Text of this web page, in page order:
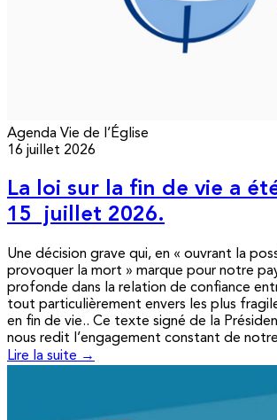
Agenda Vie de l’Église
16 juillet 2026
La loi sur la fin de vie a
15 juillet 2026.
Une décision grave qui, en « ouvrant la
provoquer la mort » marque pour notre
profonde dans la relation de confiance
tout particulièrement envers les plus
en fin de vie.. Ce texte signé de la
nous redit l’engagement constant de
Lire la suite →